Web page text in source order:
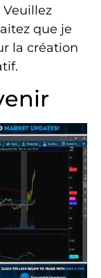
que je
la création